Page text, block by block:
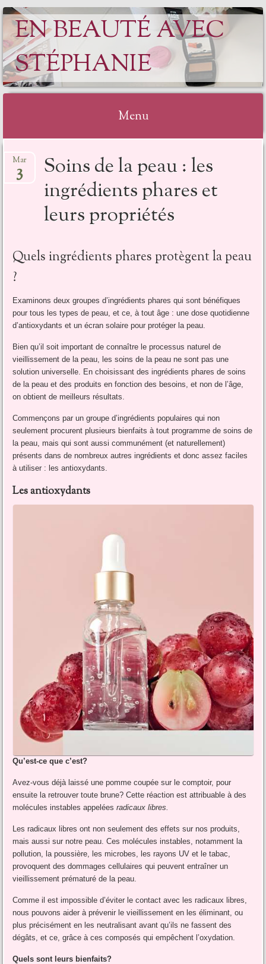
EN BEAUTÉ AVEC
STÉPHANIE
Menu
Soins de la peau : les
ingrédients phares et
leurs propriétés
Mar
3
Quels ingrédients phares protègent la peau
?
Examinons deux groupes d’ingrédients phares qui sont bénéfiques
pour tous les types de peau, et ce, à tout âge : une dose quotidienne
d’antioxydants et un écran solaire pour protéger la peau.
Bien qu’il soit important de connaître le processus naturel de
vieillissement de la peau, les soins de la peau ne sont pas une
solution universelle. En choisissant des ingrédients phares de soins
de la peau et des produits en fonction des besoins, et non de l’âge,
on obtient de meilleurs résultats.
Commençons par un groupe d’ingrédients populaires qui non
seulement procurent plusieurs bienfaits à tout programme de soins de
la peau, mais qui sont aussi communément (et naturellement)
présents dans de nombreux autres ingrédients et donc assez faciles
à utiliser : les antioxydants.
Les antioxydants
Qu’est-ce que c’est?
Avez-vous déjà laissé une pomme coupée sur le comptoir, pour
ensuite la retrouver toute brune? Cette réaction est attribuable à des
molécules instables appeléesradicaux libres.
Les radicaux libres ont non seulement des effets sur nos produits,
mais aussi sur notre peau. Ces molécules instables, notamment la
pollution, la poussière, les microbes, les rayons UV et le tabac,
provoquent des dommages cellulaires qui peuvent entraîner un
vieillissement prématuré de la peau.
Comme il est impossible d’éviter le contact avec les radicaux libres,
nous pouvons aider à prévenir le vieillissement en les éliminant, ou
plus précisément en les neutralisant avant qu’ils ne fassent des
dégâts, et ce, grâce à ces composés qui empêchent l’oxydation.
Quels sont leurs bienfaits?